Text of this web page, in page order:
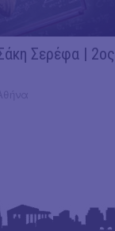
Σερέφα | 2ος